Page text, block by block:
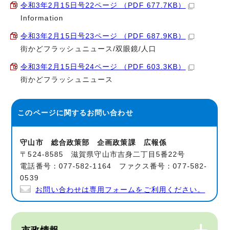
令和3年2月15日号22ページ （PDF 677.7KB）
Information
令和3年2月15日号23ページ （PDF 687.9KB）
街かどフラッシュニュース/双眼鏡/人口
令和3年2月15日号24ページ （PDF 603.3KB）
街かどフラッシュニュース
このページに関するお問い合わせ
守山市 総合政策部 企画政策課 広報係
〒524-8585 滋賀県守山市吉身二丁目5番22号
電話番号：077-582-1164 ファクス番号：077-582-
0539
お問い合わせは専用フォームをご利用ください。